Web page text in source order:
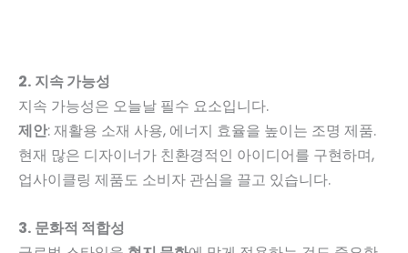
2. 지속 가능성
지속 가능성은 오늘날 필수 요소입니다.
제안: 재활용 소재 사용, 에너지 효율을 높이는 조명 제품.
현재 많은 디자이너가 친환경적인 아이디어를 구현하며,
업사이클링 제품도 소비자 관심을 끌고 있습니다.
3. 문화적 적합성